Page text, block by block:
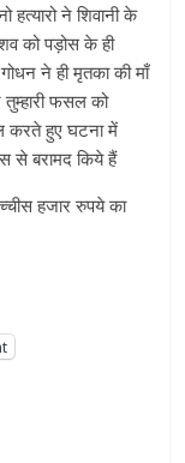
हत्यारो ने शिवानी के
को पड़ोस के ही
ने ही मृतका की माँ
फसल को
करते हुए घटना में
से बरामद किये हैं
हजार रुपये का